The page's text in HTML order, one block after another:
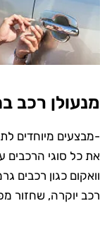
מנעולן רכב
-מבצעים מיוחדים
את כל סוגי הרכבים
וואקום כגון רכבים
רכב יוקרה, שחזור